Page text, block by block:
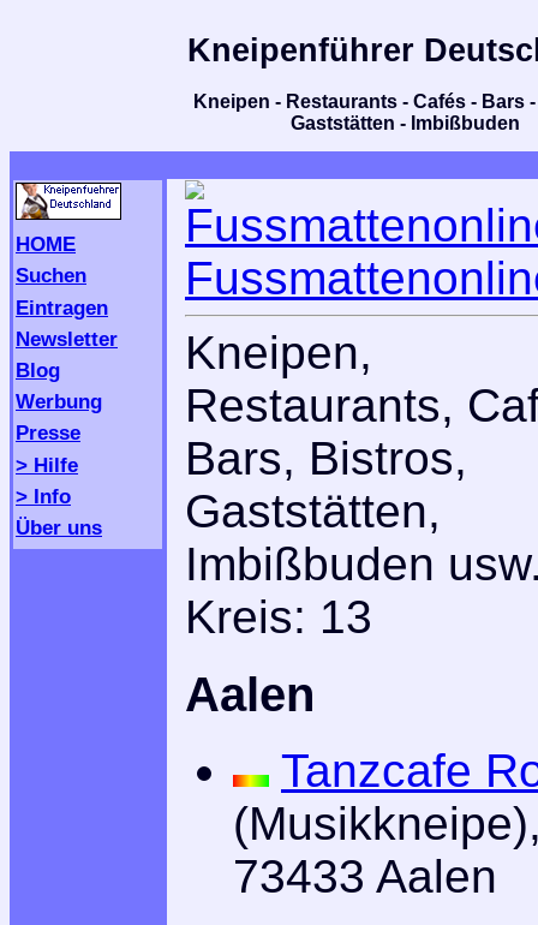
Kneipenführer
Kneipen - Restaurants - Cafés - Bars
Gaststätten - Imbißbuden
HOME
Suchen
Eintragen
Newsletter
Blog
Werbung
Presse
> Hilfe
> Info
Über uns
Kneipen,
Restaurants,
Bars, Bistros,
Gaststätten,
Imbißbuden
Kreis: 13
Aalen
Tanzcafe
73433 Aalen